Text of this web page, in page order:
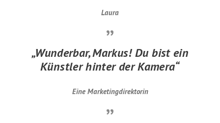
Laura
„Wunderbar, Markus! Du bist ein
Künstler hinter der Kamera“
Eine Marketingdirektorin